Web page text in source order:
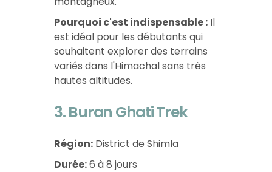
Pourquoi c'est indispensable : Il
est idéal pour les débutants qui
souhaitent explorer des terrains
variés dans l'Himachal sans très
hautes altitudes.
3. Buran Ghati Trek
Région: District de Shimla
Durée:6 à 8 jours